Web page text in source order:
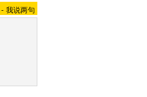
- 我说两句